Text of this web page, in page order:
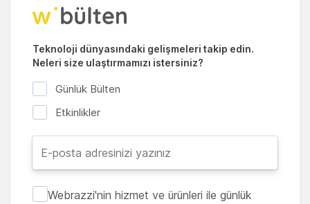
Teknoloji dünyasındaki gelişmeleri takip edin.
Neleri size ulaştırmamızı istersiniz?
Günlük Bülten
Etkinlikler
Webrazzi'nin hizmet ve ürünleri ile günlük